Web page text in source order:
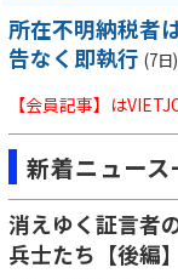
所在不明納税者
告なく即執行 (7日)
【会員記事】は
新着ニュース
消えゆく証言者
兵士たち【後編】